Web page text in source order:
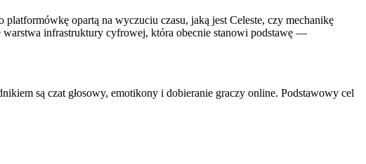
opartą na wyczuciu czasu, jaką jest Celeste, czy mechanikę
warstwa infrastruktury cyfrowej, która obecnie stanowi podstawę —
są czat głosowy, emotikony i dobieranie graczy online. Podstawowy cel